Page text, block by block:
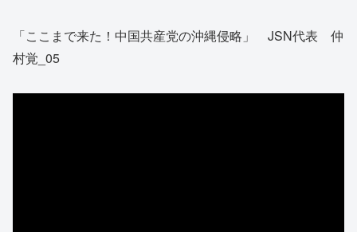
「ここまで来た！中国共産党の沖縄侵略」 JSN代表 仲
村覚_05